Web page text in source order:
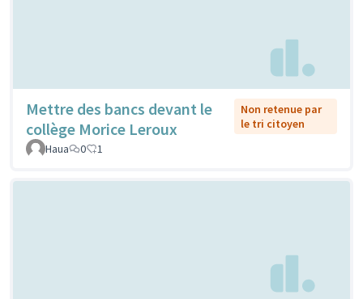
Mettre des bancs devant le
collège Morice Leroux
Non retenue par
le tri citoyen
Haua
0 1